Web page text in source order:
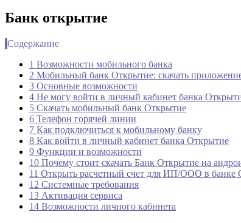
Банк открытие
Содержание
1 Возможности мобильного банка
2 Мобильный банк Открытие: скачать
3 Основные возможности
4 Не могу войти в личный кабинет банка
5 Скачать мобильный банк Открытие
6 Телефон горячей линии
7 Как подключиться к мобильному банку
8 Как войти в личный кaбинeт бaнкa Oткpытиe
9 Функции и возможности
10 Почему стоит скачать Банк Открытие на
11 Открыть расчетный счет для ИП/ООО в банке
12 Системные требования
13 Активация сервиса
14 Возможности личного кабинета